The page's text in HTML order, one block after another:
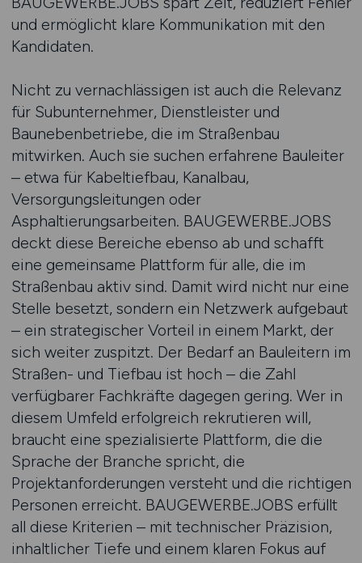
und ermöglicht klare Kommunikation mit den
Kandidaten.
Nicht zu vernachlässigen ist auch die Relevanz
für Subunternehmer, Dienstleister und
Baunebenbetriebe, die im Straßenbau
mitwirken. Auch sie suchen erfahrene Bauleiter
– etwa für Kabeltiefbau, Kanalbau,
Versorgungsleitungen oder
Asphaltierungsarbeiten. BAUGEWERBE.JOBS
deckt diese Bereiche ebenso ab und schafft
eine gemeinsame Plattform für alle, die im
Straßenbau aktiv sind. Damit wird nicht nur eine
Stelle besetzt, sondern ein Netzwerk aufgebaut
– ein strategischer Vorteil in einem Markt, der
sich weiter zuspitzt. Der Bedarf an Bauleitern im
Straßen- und Tiefbau ist hoch – die Zahl
verfügbarer Fachkräfte dagegen gering. Wer in
diesem Umfeld erfolgreich rekrutieren will,
braucht eine spezialisierte Plattform, die die
Sprache der Branche spricht, die
Projektanforderungen versteht und die richtigen
Personen erreicht. BAUGEWERBE.JOBS erfüllt
all diese Kriterien – mit technischer Präzision,
inhaltlicher Tiefe und einem klaren Fokus auf